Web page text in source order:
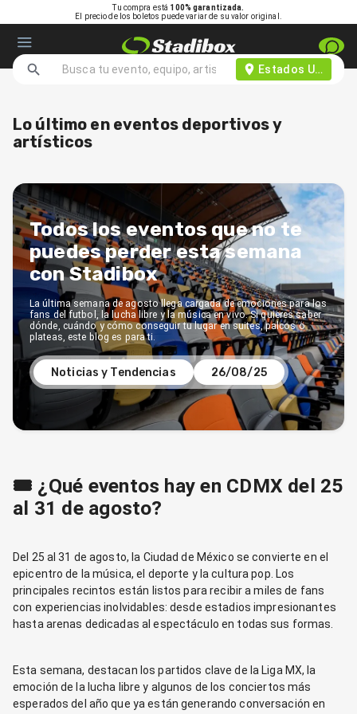
Tu compra está 100% garantizada.
El precio de los boletos puede variar de su valor original.
Estados Unidos
Lo último en eventos deportivos y
artísticos
Todos los eventos que no te
puedes perder esta semana
con Stadibox
Noticias y Tendencias 26/08/25
La última semana de agosto llega cargada de emociones para los
fans del futbol, la lucha libre y la música en vivo. Si quieres saber
dónde, cuándo y cómo conseguir tu lugar en suites, palcos o
plateas, este blog es para ti.
🎟️ ¿Qué eventos hay en CDMX del 25
al 31 de agosto?
Del 25 al 31 de agosto, la Ciudad de México se convierte en el
epicentro de la música, el deporte y la cultura pop. Los
principales recintos están listos para recibir a miles de fans
con experiencias inolvidables: desde estadios impresionantes
hasta arenas dedicadas al espectáculo en todas sus formas.
Esta semana, destacan los partidos clave de la Liga MX, la
emoción de la lucha libre y algunos de los conciertos más
esperados del año que ya están generando conversación en